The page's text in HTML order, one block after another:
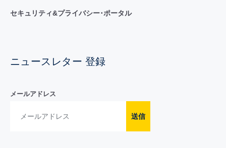
セキュリティ&プライバシー･ポータル
ニュースレター 登録
メールアドレス
送信